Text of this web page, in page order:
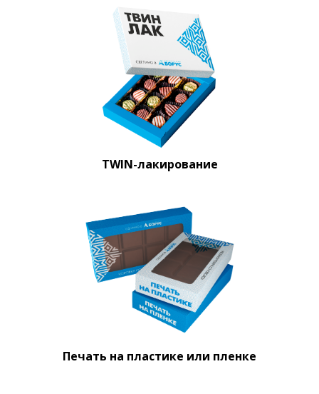
TWIN-лакирование
Печать на пластике или пленке